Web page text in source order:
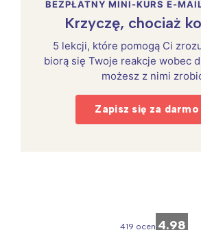
BEZPŁATNY MINI-KURS E-
Krzyczę, chociaż
5 lekcji, które pomogą Ci
biorą się Twoje reakcje wobec
możesz z nimi
Zapisz się za
419 ocen 4.98